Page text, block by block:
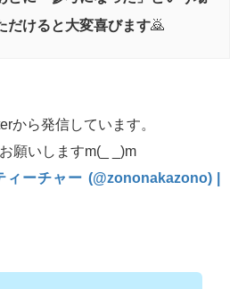
だけると大変喜びます🙇‍
から発信しています。
願いしますm(_ _)m
ーチャー (@zononakazono) |